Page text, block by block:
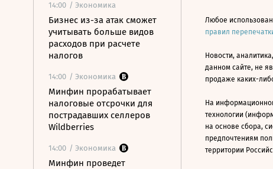
14:00 / Экономика
Бизнес из-за атак сможет
учитывать больше видов
расходов при расчете
налогов
14:00 / Экономика
Минфин прорабатывает
налоговые отсрочки для
пострадавших селлеров
Wildberries
14:00 / Экономика
Минфин проведет
Любое
правил
Новости,
данном сайте, не
продаже каких-
На
технологии
на основе сбора,
предпочтениям
территории